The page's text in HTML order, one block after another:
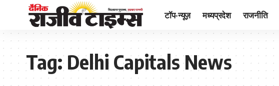
टॉप-न्यूज़ मध्यप्रदेश राजनीति
Tag:Delhi Capitals News